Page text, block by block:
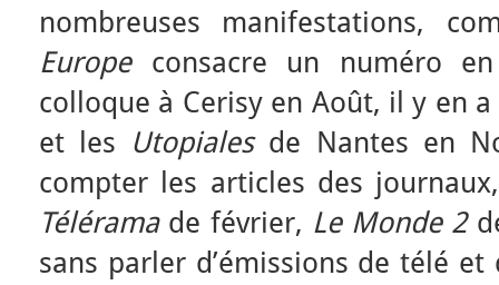
nombreuses manifestations,
Europeconsacre un numéro
colloque à Cerisy en Août, il y en
et les Utopialesde Nantes en
compter les articles des
Téléramade février, Le Monde 2
sans parler d’émissions de télé